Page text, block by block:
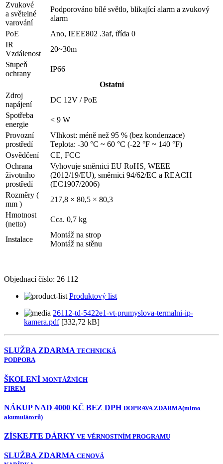
Zvukové
a světelné
varování
Podporováno bílé světlo, blikající alarm a zvukový
alarm
PoE
Ano, IEEE802 .3af, třída 0
IR
Vzdálenost
20~30m
Stupeň
ochrany
IP66
Ostatní
Zdroj
napájení
DC 12V / PoE
Spotřeba
energie
< 9 W
Provozní
prostředí
Vlhkost: méně než 95 % (bez kondenzace)
Teplota: -30 °C ~ 60 °C (-22 °F ~ 140 °F)
Osvědčení
CE, FCC
Ochrana
životního
prostředí
Vyhovuje směrnici EU RoHS, WEEE
(2012/19/EU), směrnici 94/62/EC a REACH
(EC1907/2006)
Rozměry (
mm )
217,8 × 80,5 × 80,3
Hmotnost
(netto)
Cca. 0,7 kg
Instalace
Montáž na strop
Montáž na stěnu
Objednací číslo: 26 112
Produktový list
26112-td-5422e1-vt-prumyslova-termalni-ip-
kamera.pdf[332,72 kB]
SLUŽBA ZDARMA TECHNICKÁ
PODPORA
ŠKOLENÍ MONTÁŽNÍCH
FIREM
NÁKUP NAD 4000 KČ BEZ DPH DOPRAVA ZDARMA(mimo
akumulátorů)
ZÍSKEJTE DÁRKY VE VĚRNOSTNÍM PROGRAMU
SLUŽBA ZDARMA CENOVÁ